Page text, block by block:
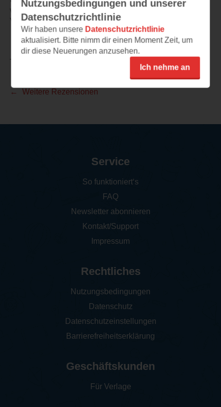
wunderbare Buch vorab lesen durfte.
Von mir gibt es eine Kauf - und Leseempfehlung.
TEILEN
Weitere Rezensionen
Nutzungsbedingungen und unserer
Datenschutzrichtlinie
Wir haben unsere Datenschutzrichtlinie
aktualisiert. Bitte nimm dir einen Moment Zeit, um
dir diese Neuerungen anzusehen.
Ich nehme an
Service
So funktioniert‘s
FAQ
Newsletter abonnieren
Kontakt/Support
Impressum
Rechtliches
Nutzungsbedingungen
Datenschutz
Datenschutzeinstellungen
Barrierefreiheitserklärung
Geschäftskunden
Für Verlage